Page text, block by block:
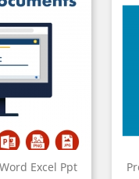
Excel Ppt